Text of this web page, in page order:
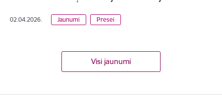
02.04.2026. Jaunumi Presei
Visi jaunumi